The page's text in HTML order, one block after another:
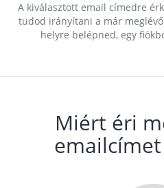
A kiválasztott email címedre
tudod irányítani a már
helyre belépned, egy
Miért éri
emailcímet